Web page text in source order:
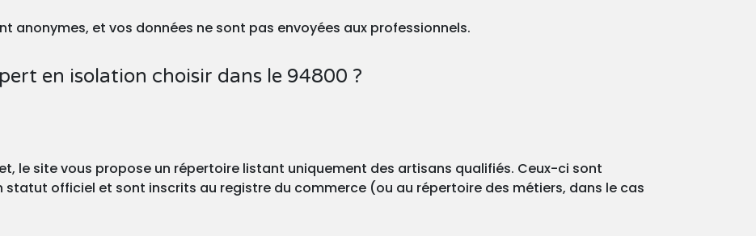
anonymes, et vos données ne sont pas envoyées aux professionnels.
en isolation choisir dans le 94800 ?
le site vous propose un répertoire listant uniquement des artisans qualifiés. Ceux-ci sont
statut officiel et sont inscrits au registre du commerce (ou au répertoire des métiers, dans le cas